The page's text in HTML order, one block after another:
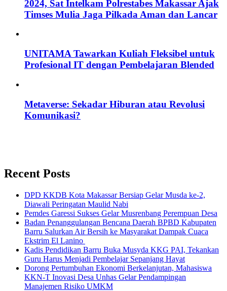
2024, Sat Intelkam Polrestabes Makassar Ajak
Timses Mulia Jaga Pilkada Aman dan Lancar
UNITAMA Tawarkan Kuliah Fleksibel untuk
Profesional IT dengan Pembelajaran Blended
Metaverse: Sekadar Hiburan atau Revolusi
Komunikasi?
Recent Posts
DPD KKDB Kota Makassar Bersiap Gelar Musda ke-2,
Diawali Peringatan Maulid Nabi
Pemdes Garessi Sukses Gelar Musrenbang Perempuan Desa
Badan Penanggulangan Bencana Daerah BPBD Kabupaten
Barru Salurkan Air Bersih ke Masyarakat Dampak Cuaca
Ekstrim El Lanino
Kadis Pendidikan Barru Buka Musyda KKG PAI, Tekankan
Guru Harus Menjadi Pembelajar Sepanjang Hayat
Dorong Pertumbuhan Ekonomi Berkelanjutan, Mahasiswa
KKN-T Inovasi Desa Unhas Gelar Pendampingan
Manajemen Risiko UMKM